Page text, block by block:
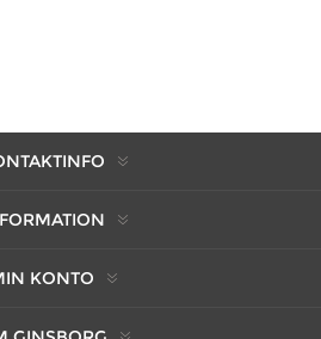
KONTO